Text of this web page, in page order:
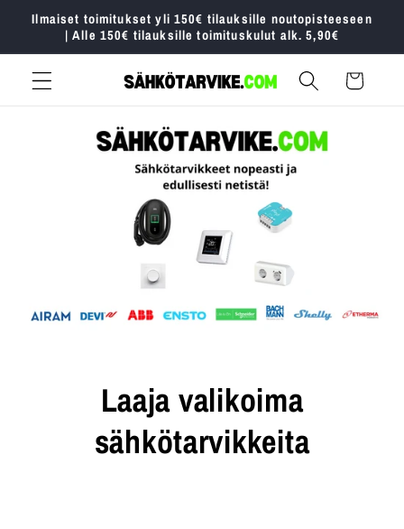
siirry
sisältöön
Ilmaiset toimitukset yli 150€ tilauksille noutopisteeseen
| Alle 150€ tilauksille toimituskulut alk. 5,90€
Ostoskori
Laaja valikoima
sähkötarvikkeita